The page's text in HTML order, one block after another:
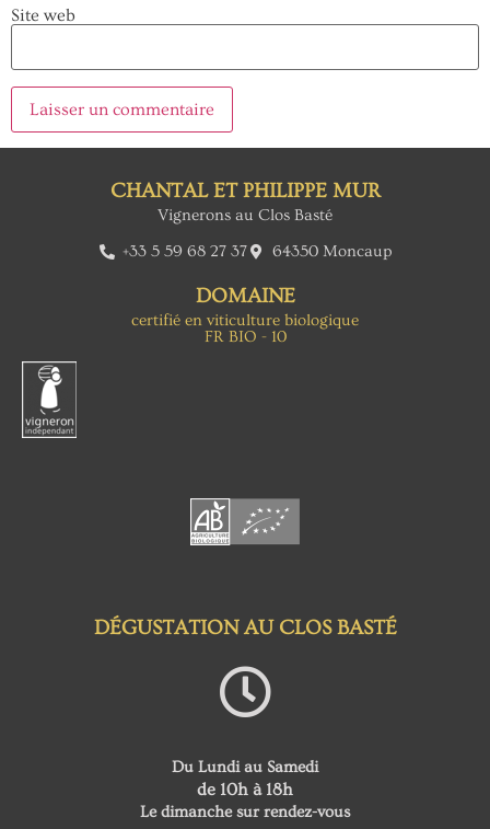
Site web
CHANTAL ET PHILIPPE MUR
Vignerons au Clos Basté
+33 5 59 68 27 37
64350 Moncaup
DOMAINE
certifié en viticulture biologique
FR BIO - 10
DÉGUSTATION AU CLOS BASTÉ
Du Lundi au Samedi
de 10h à 18h
Le dimanche sur rendez-vous